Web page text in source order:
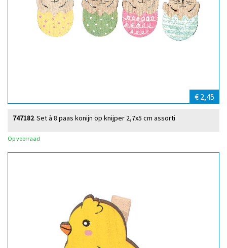
€ 2,45
Set à 8 paas konijn op knijper 2,7x5 cm assorti
747182
Op voorraad